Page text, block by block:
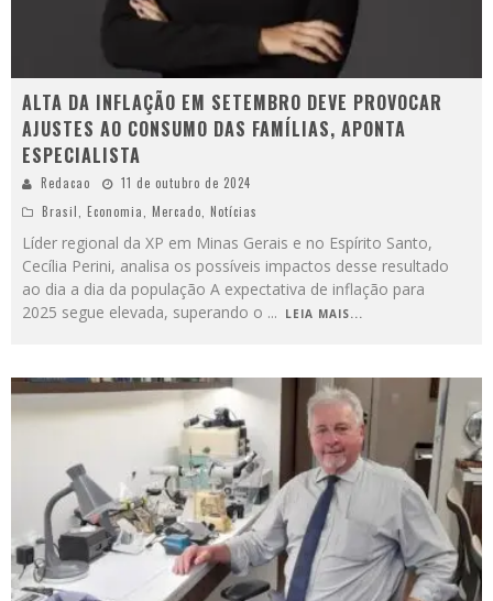
ALTA DA INFLAÇÃO EM SETEMBRO DEVE PROVOCAR
AJUSTES AO CONSUMO DAS FAMÍLIAS, APONTA
ESPECIALISTA
Redacao
11 de outubro de 2024
Brasil
Economia Mercado Notícias
Líder regional da XP em Minas Gerais e no Espírito Santo,
Cecília Perini, analisa os possíveis impactos desse resultado
ao dia a dia da população A expectativa de inflação para
2025 segue elevada, superando o ... LEIA MAIS...